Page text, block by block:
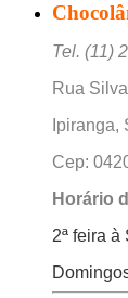
Tel. (11)
Rua
Ipiranga,
Cep:
Horário
2ª feira à